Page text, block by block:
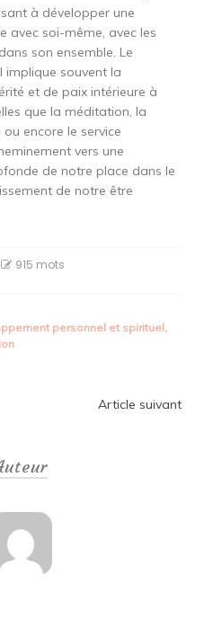
à développer une
avec soi-même, avec les
son ensemble. Le
implique souvent la
et de paix intérieure à
que la méditation, la
encore le service
vers une
de notre place dans le
de notre être
915 mots
personnel et spirituel,
Article suivant